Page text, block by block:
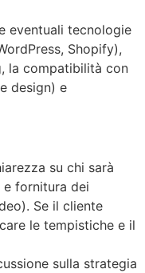
eventuali tecnologie
Shopify),
la compatibilità con
design) e
su chi sarà
e fornitura dei
Se il cliente
le tempistiche e il
sulla strategia